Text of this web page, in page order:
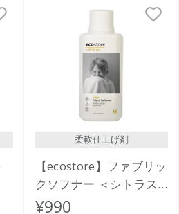
柔軟仕上げ剤
【ecostore】ファブリッ
クソフナー ＜シトラス
＞ 500mL
¥990